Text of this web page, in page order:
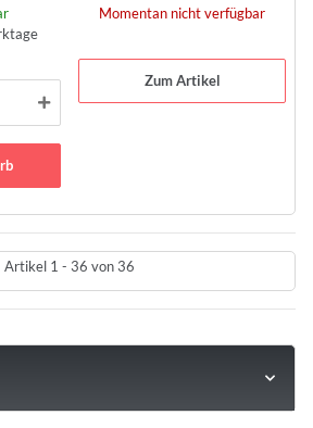
Momentan nicht verfügbar
Zum Artikel
Artikel 1 - 36 von 36